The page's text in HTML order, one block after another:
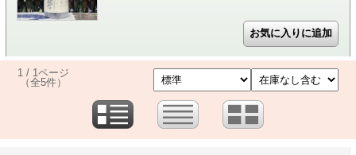
1 / 1ページ
（全5件）